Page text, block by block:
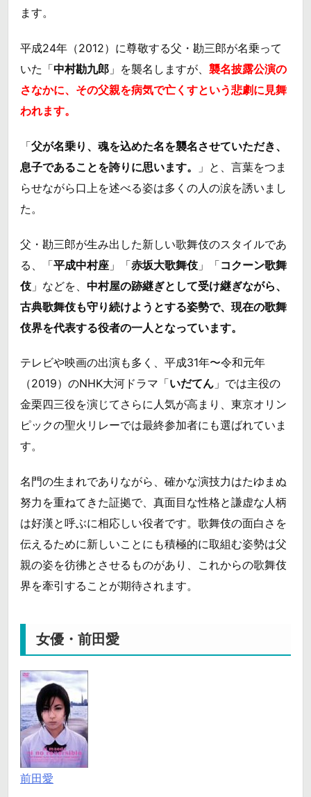
ます。
平成24年（2012）に尊敬する父・勘三郎が名乗って
いた「中村勘九郎 」を襲名しますが、 襲名披露公演の
さなかに、その父親を病気で亡くすという悲劇に見舞
われます。
「父が名乗り、魂を込めた名を襲名させていただき、
息子であることを誇りに思います。
」と、言葉をつま
らせながら口上を述べる姿は多くの人の涙を誘いまし
た。
父・勘三郎が生み出した新しい歌舞伎のスタイルであ
る、「平成中村座 」「赤坂大歌舞伎 」「コクーン歌舞
伎 」などを、 中村屋の跡継ぎとして受け継ぎながら、
古典歌舞伎も守り続けようとする姿勢で、現在の歌舞
伎界を代表する役者の一人となっています。
テレビや映画の出演も多く、平成31年〜令和元年
（2019）のNHK大河ドラマ「いだてん 」では主役の
金栗四三役を演じてさらに人気が高まり、東京オリン
ピックの聖火リレーでは最終参加者にも選ばれていま
す。
名門の生まれでありながら、確かな演技力はたゆまぬ
努力を重ねてきた証拠で、真面目な性格と謙虚な人柄
は好漢と呼ぶに相応しい役者です。歌舞伎の面白さを
伝えるために新しいことにも積極的に取組む姿勢は父
親の姿を彷彿とさせるものがあり、これからの歌舞伎
界を牽引することが期待されます。
女優・前田愛
前田愛